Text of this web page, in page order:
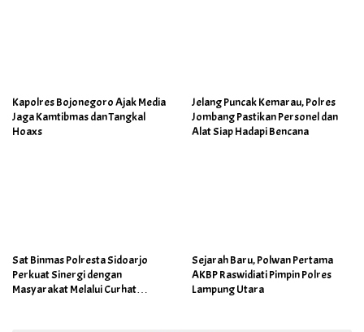
Kapolres Bojonegoro Ajak Media
Jaga Kamtibmas dan Tangkal
Hoaxs
Jelang Puncak Kemarau, Polres
Jombang Pastikan Personel dan
Alat Siap Hadapi Bencana
Sat Binmas Polresta Sidoarjo
Perkuat Sinergi dengan
Masyarakat Melalui Curhat
Sejarah Baru, Polwan Pertama
AKBP Raswidiati Pimpin Polres
Lampung Utara